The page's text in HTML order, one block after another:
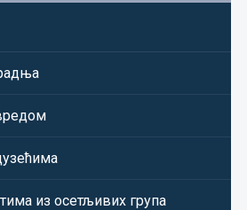
из осетљивих група